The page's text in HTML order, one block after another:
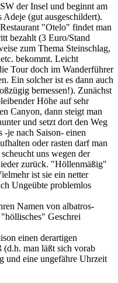
der Insel und beginnt am
Adeje (gut ausgeschildert).
"Otelo" findet man
bezahlt (3 Euro/Stand
zum Thema Steinschlag,
bekommt. Leicht
Tour doch im Wanderführer
Ein solcher ist es dann auch
bemessen!). Zunächst
Höhe auf sehr
Canyon, dann steigt man
und setzt dort den Weg
-je nach Saison- einen
oder rasten darf man
uns wegen der
zurück. "Höllenmäßig"
ist sie ein netter
Ungeübte problemlos
Namen von albatros-
Geschrei
einen derartigen
(d.h. man läßt sich vorab
und eine ungefähre Uhrzeit